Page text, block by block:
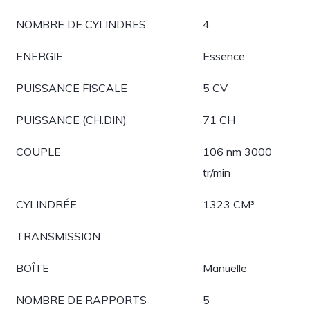
NOMBRE DE CYLINDRES 4
ENERGIE Essence
PUISSANCE FISCALE 5 CV
PUISSANCE (CH.DIN) 71 CH
COUPLE
106 nm 3000
tr/min
CYLINDRÉE 1323 CM³
TRANSMISSION
BOÎTE Manuelle
NOMBRE DE RAPPORTS 5